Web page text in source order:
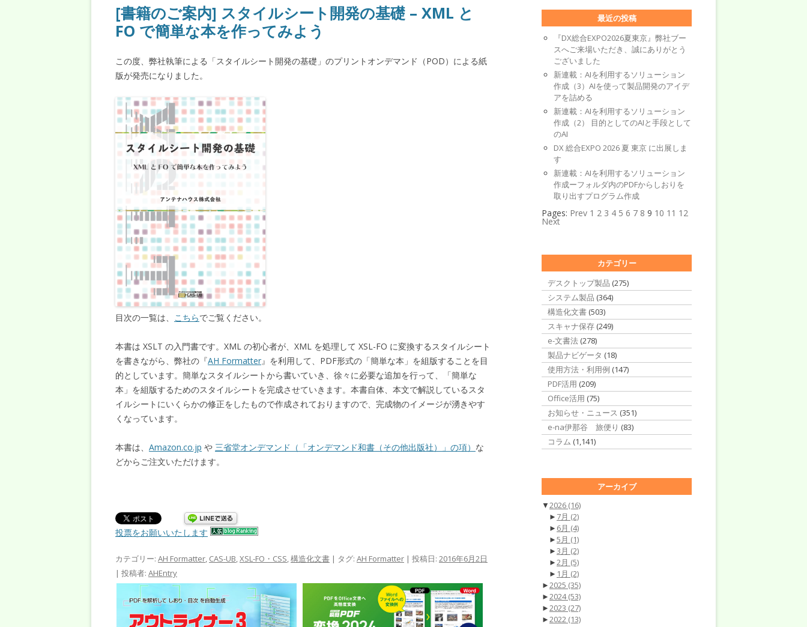
[書籍のご案内] スタイルシート開発の基礎 – XML と
FO で簡単な本を作ってみよう
この度、弊社執筆による「スタイルシート開発の基礎」のプリントオンデマンド（POD）による紙
版が発売になりました。
目次の一覧は、 こちらでご覧ください。
本書は XSLT の入門書です。XML の初心者が、XML を処理して XSL-FO に変換するスタイルシート
を書きながら、弊社の『AH Formatter』を利用して、PDF形式の「簡単な本」を組版することを目
的としています。簡単なスタイルシートから書いていき、徐々に必要な追加を行って、「簡単な
本」を組版するためのスタイルシートを完成させていきます。本書自体、本文で解説しているスタ
イルシートにいくらかの修正をしたもので作成されておりますので、完成物のイメージが湧きやす
くなっています。
本書は、 Amazon.co.jp や 三省堂オンデマンド（「オンデマンド和書（その他出版社）」の項） な
どからご注文いただけます。
投票をお願いいたします
カテゴリー: AH Formatter, CAS-UB,XSL-FO・CSS,構造化文書 | タグ: AH Formatter | 投稿日: 2016年6月2日
| 投稿者: AHEntry
最近の投稿
『DX総合EXPO2026夏東京』弊社ブー
スへご来場いただき、誠にありがとう
ございました
新連載：AIを利用するソリューション
作成（3）AIを使って製品開発のアイデ
アを詰める
新連載：AIを利用するソリューション
作成（2） 目的としてのAIと手段として
のAI
DX 総合EXPO 2026 夏 東京 に出展しま
す
新連載：AIを利用するソリューション
作成ーフォルダ内のPDFからしおりを
取り出すプログラム作成
Pages: Prev 1 2 3 4 5 6 7 8 9 10 11 12
Next
カテゴリー
デスクトップ製品 (275)
システム製品 (364)
構造化文書 (503)
スキャナ保存 (249)
e-文書法 (278)
製品ナビゲータ (18)
使用方法・利用例 (147)
PDF活用 (209)
Office活用 (75)
お知らせ・ニュース (351)
e-na伊那谷 旅便り (83)
コラム (1,141)
アーカイブ
▼2026 (16)
► 7月 (2)
► 6月 (4)
►5月 (1)
►3月 (2)
►2月 (5)
► 1月 (2)
►2025 (35)
►2024(53)
►2023 (27)
►2022 (13)